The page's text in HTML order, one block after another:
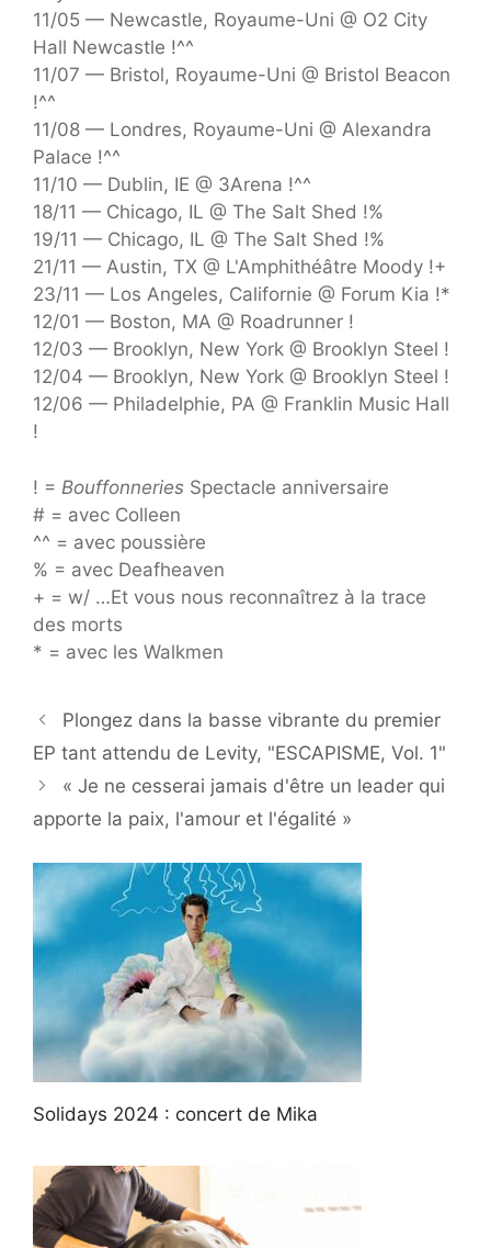
11/05 — Newcastle, Royaume-Uni @ O2 City
Hall Newcastle !^^
11/07 — Bristol, Royaume-Uni @ Bristol Beacon
!^^
11/08 — Londres, Royaume-Uni @ Alexandra
Palace !^^
11/10 — Dublin, IE @ 3Arena !^^
18/11 — Chicago, IL @ The Salt Shed !%
19/11 — Chicago, IL @ The Salt Shed !%
21/11 — Austin, TX @ L'Amphithéâtre Moody !+
23/11 — Los Angeles, Californie @ Forum Kia !*
12/01 — Boston, MA @ Roadrunner !
12/03 — Brooklyn, New York @ Brooklyn Steel !
12/04 — Brooklyn, New York @ Brooklyn Steel !
12/06 — Philadelphie, PA @ Franklin Music Hall
!
! = Bouffonneries Spectacle anniversaire
# = avec Colleen
^^ = avec poussière
% = avec Deafheaven
+ = w/ …Et vous nous reconnaîtrez à la trace
des morts
* = avec les Walkmen
Plongez dans la basse vibrante du premier
EP tant attendu de Levity, "ESCAPISME, Vol. 1"
« Je ne cesserai jamais d'être un leader qui
apporte la paix, l'amour et l'égalité »
Solidays 2024 : concert de Mika